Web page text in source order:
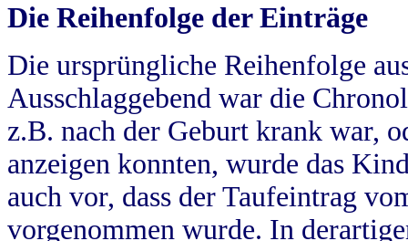
Die Reihenfolge der Einträge
Die ursprüngliche Reihenfolge
Ausschlaggebend war die
z.B. nach der Geburt krank war,
anzeigen konnten, wurde das
auch vor, dass der Taufeintrag
vorgenommen wurde. In